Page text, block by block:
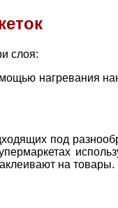
слоя:
нагревания
под
на товары.